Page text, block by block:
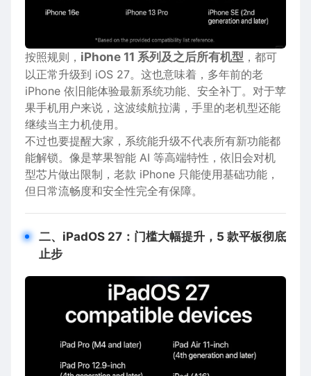
按照规则， iPhone 11 系列及之后所有机型 ，都可
以正常升级到 iOS 27。这也意味着，多年前的老
iPhone 依旧能体验最新系统功能、安全补丁。对于苹
果手机用户来说，这波续航拉满，手里的老机型还能
继续当主力机使用。
不过也要提醒大家，系统能升级不代表所有新功能都
能解锁。像是苹果智能 AI 等高端特性，依旧会对机
型芯片做出限制，老款 iPhone 只能使用基础功能，
但日常流畅度和安全性完全有保障。
二、iPadOS 27：门槛大幅提升，5 款平板彻底
止步